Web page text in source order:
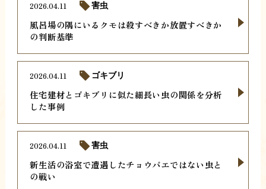
風呂場の隅にいるクモは殺すべきか放置すべきか
の判断基準
2026.04.11 害虫
住宅建材とゴキブリに似た細長い虫の関係を分析
した事例
2026.04.11 ゴキブリ
新生活の浴室で遭遇したチョウバエではない虫と
の戦い
2026.04.11 害虫